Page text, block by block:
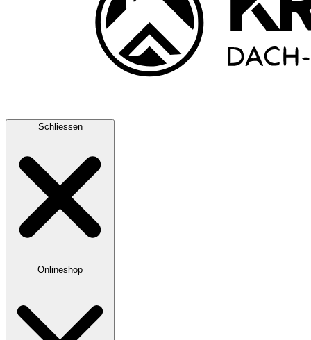
Schliessen
Onlineshop